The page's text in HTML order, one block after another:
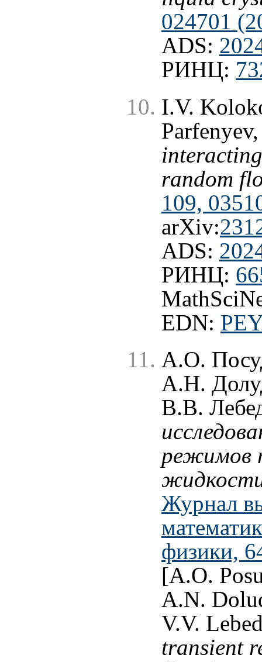
024701
ADS:
РИНЦ:
I.V.
random
109,
arXiv:
ADS:
РИНЦ:
EDN:
А.О.
А.Н.
В.В.
режимов
Журнал
физики,
[A.O.
A.N.
V.V.
transient